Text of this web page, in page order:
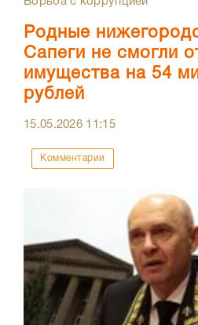
Родные
Сапеги не смогли
имущества на 54
рублей
15.05.2026 11:15
Комментарии